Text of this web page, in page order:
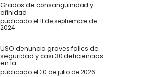
Grados de consanguinidad y
afinidad
publicado el 11 de septiembre de
2024
USO denuncia graves fallos de
seguridad y casi 30 deficiencias
en la ...
publicado el 30 de julio de 2026